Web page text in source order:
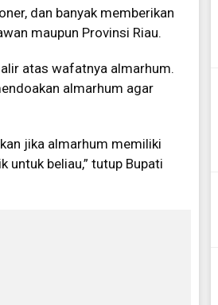
dan banyak memberikan
maupun Provinsi Riau.
atas wafatnya almarhum.
almarhum agar
jika almarhum memiliki
untuk beliau,” tutup Bupati